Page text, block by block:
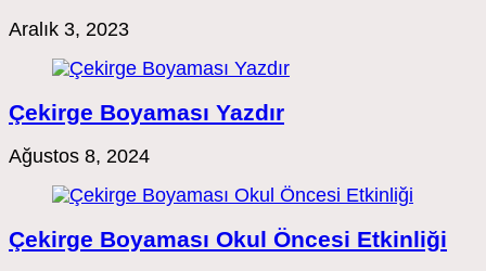
Aralık 3, 2023
Çekirge Boyaması Yazdır
Ağustos 8, 2024
Çekirge Boyaması Okul Öncesi Etkinliği